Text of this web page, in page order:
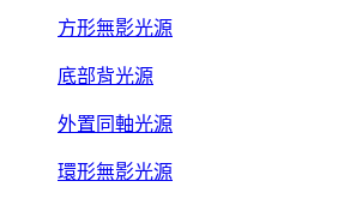
方形無影光源
底部背光源
外置同軸光源
環形無影光源